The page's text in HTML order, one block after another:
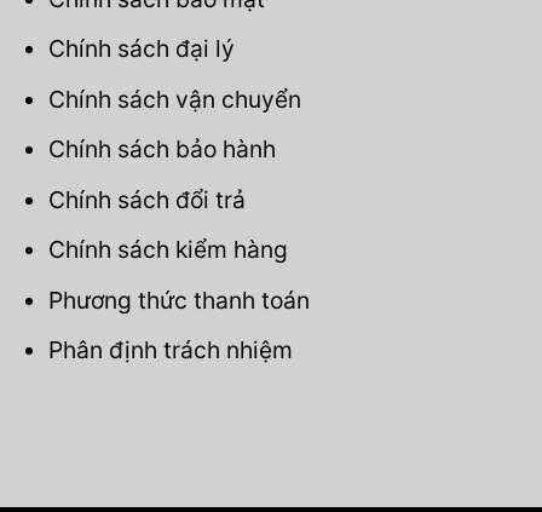
Chính sách đại lý
Chính sách vận chuyển
Chính sách bảo hành
Chính sách đổi trả
Chính sách kiểm hàng
Phương thức thanh toán
Phân định trách nhiệm